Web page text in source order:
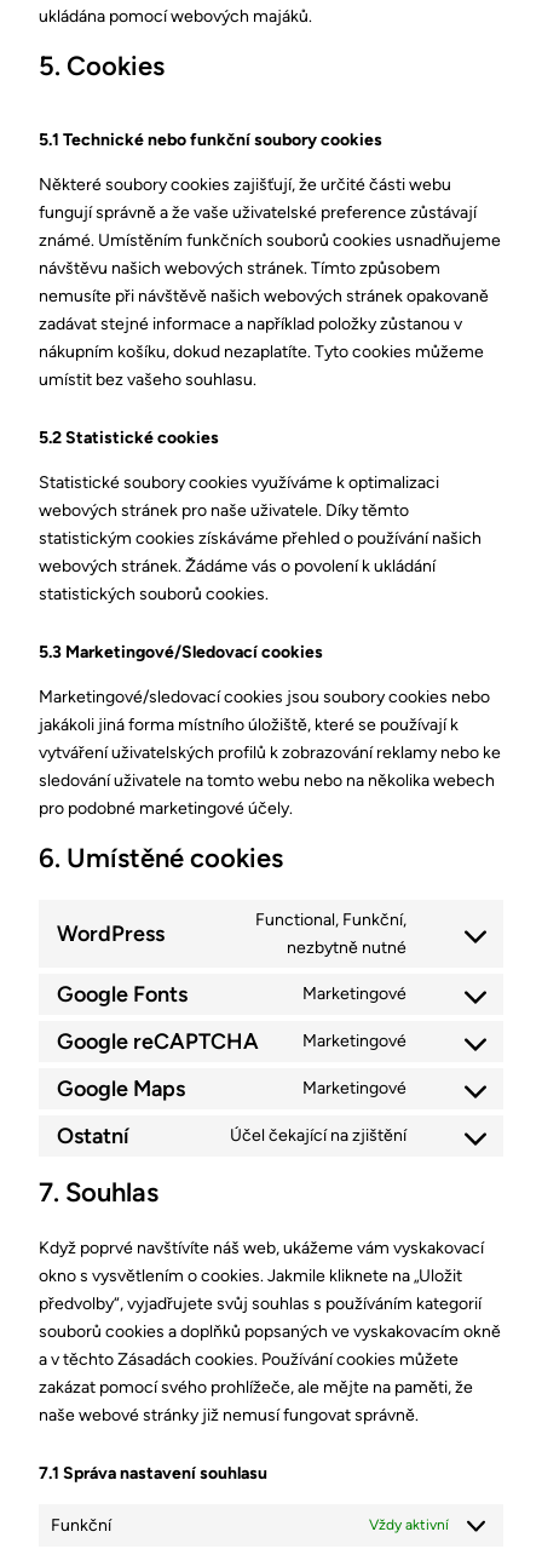
ukládána pomocí webových majáků.
5. Cookies
5.1 Technické nebo funkční soubory cookies
Některé soubory cookies zajišťují, že určité části webu
fungují správně a že vaše uživatelské preference zůstávají
známé. Umístěním funkčních souborů cookies usnadňujeme
návštěvu našich webových stránek. Tímto způsobem
nemusíte při návštěvě našich webových stránek opakovaně
zadávat stejné informace a například položky zůstanou v
nákupním košíku, dokud nezaplatíte. Tyto cookies můžeme
umístit bez vašeho souhlasu.
5.2 Statistické cookies
Statistické soubory cookies využíváme k optimalizaci
webových stránek pro naše uživatele. Díky těmto
statistickým cookies získáváme přehled o používání našich
webových stránek. Žádáme vás o povolení k ukládání
statistických souborů cookies.
5.3 Marketingové/Sledovací cookies
Marketingové/sledovací cookies jsou soubory cookies nebo
jakákoli jiná forma místního úložiště, které se používají k
vytváření uživatelských profilů k zobrazování reklamy nebo ke
sledování uživatele na tomto webu nebo na několika webech
pro podobné marketingové účely.
6. Umístěné cookies
WordPress
Functional, Funkční,
nezbytně nutné
Google Fonts Marketingové
Google reCAPTCHA Marketingové
Google Maps Marketingové
Ostatní Účel čekající na zjištění
7. Souhlas
Když poprvé navštívíte náš web, ukážeme vám vyskakovací
okno s vysvětlením o cookies. Jakmile kliknete na „Uložit
předvolby“, vyjadřujete svůj souhlas s používáním kategorií
souborů cookies a doplňků popsaných ve vyskakovacím okně
a v těchto Zásadách cookies. Používání cookies můžete
zakázat pomocí svého prohlížeče, ale mějte na paměti, že
naše webové stránky již nemusí fungovat správně.
7.1 Správa nastavení souhlasu
Funkční Vždy aktivní